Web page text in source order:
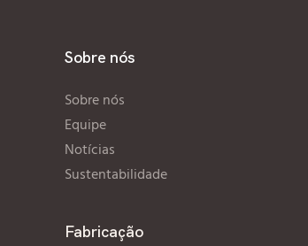
Sobre nós
Sobre nós
Equipe
Notícias
Sustentabilidade
Fabricação